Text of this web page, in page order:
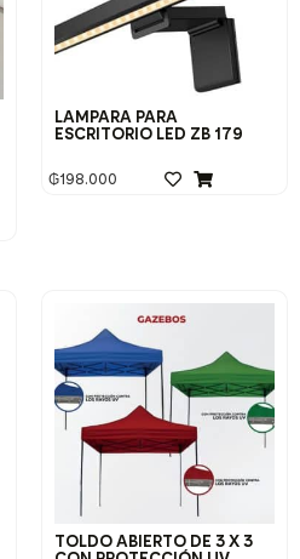
LAMPARA PARA
ESCRITORIO LED ZB 179
₲198.000
TOLDO ABIERTO DE 3 X 3